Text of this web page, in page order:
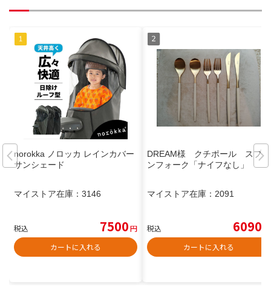
norokka ノロッカ レインカバー
サンシェード
マイストア在庫： 3146
税込 7500円
カートに入れる
DREAM様 クチポール スプー
ンフォーク「ナイフなし」
マイストア在庫： 2091
税込 6090
カートに入れる